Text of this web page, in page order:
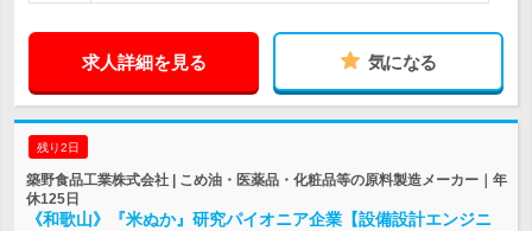
求人詳細を見る 気になる
残り2日
築野食品工業株式会社 | こめ油・医薬品・化粧品等の原料製造メーカー｜年
休125日
《和歌山》『米ぬか』研究パイオニア企業【設備設計エンジニ